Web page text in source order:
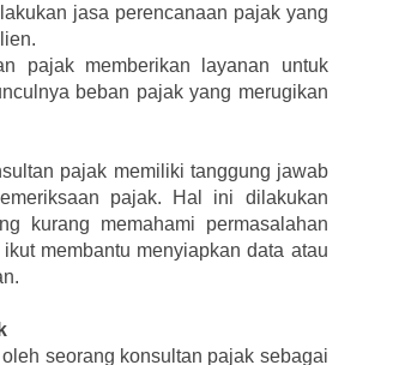
jasa perencanaan pajak yang
pajak memberikan layanan untuk
beban pajak yang merugikan
pajak memiliki tanggung jawab
pajak. Hal ini dilakukan
kurang memahami permasalahan
membantu menyiapkan data atau
seorang konsultan pajak sebagai